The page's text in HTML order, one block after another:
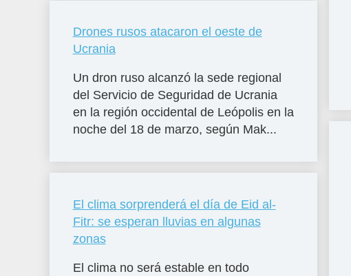
Drones rusos atacaron el oeste de
Ucrania
Un dron ruso alcanzó la sede regional
del Servicio de Seguridad de Ucrania
en la región occidental de Leópolis en la
noche del 18 de marzo, según Mak...
El clima sorprenderá el día de Eid al-
Fitr: se esperan lluvias en algunas
zonas
El clima no será estable en todo